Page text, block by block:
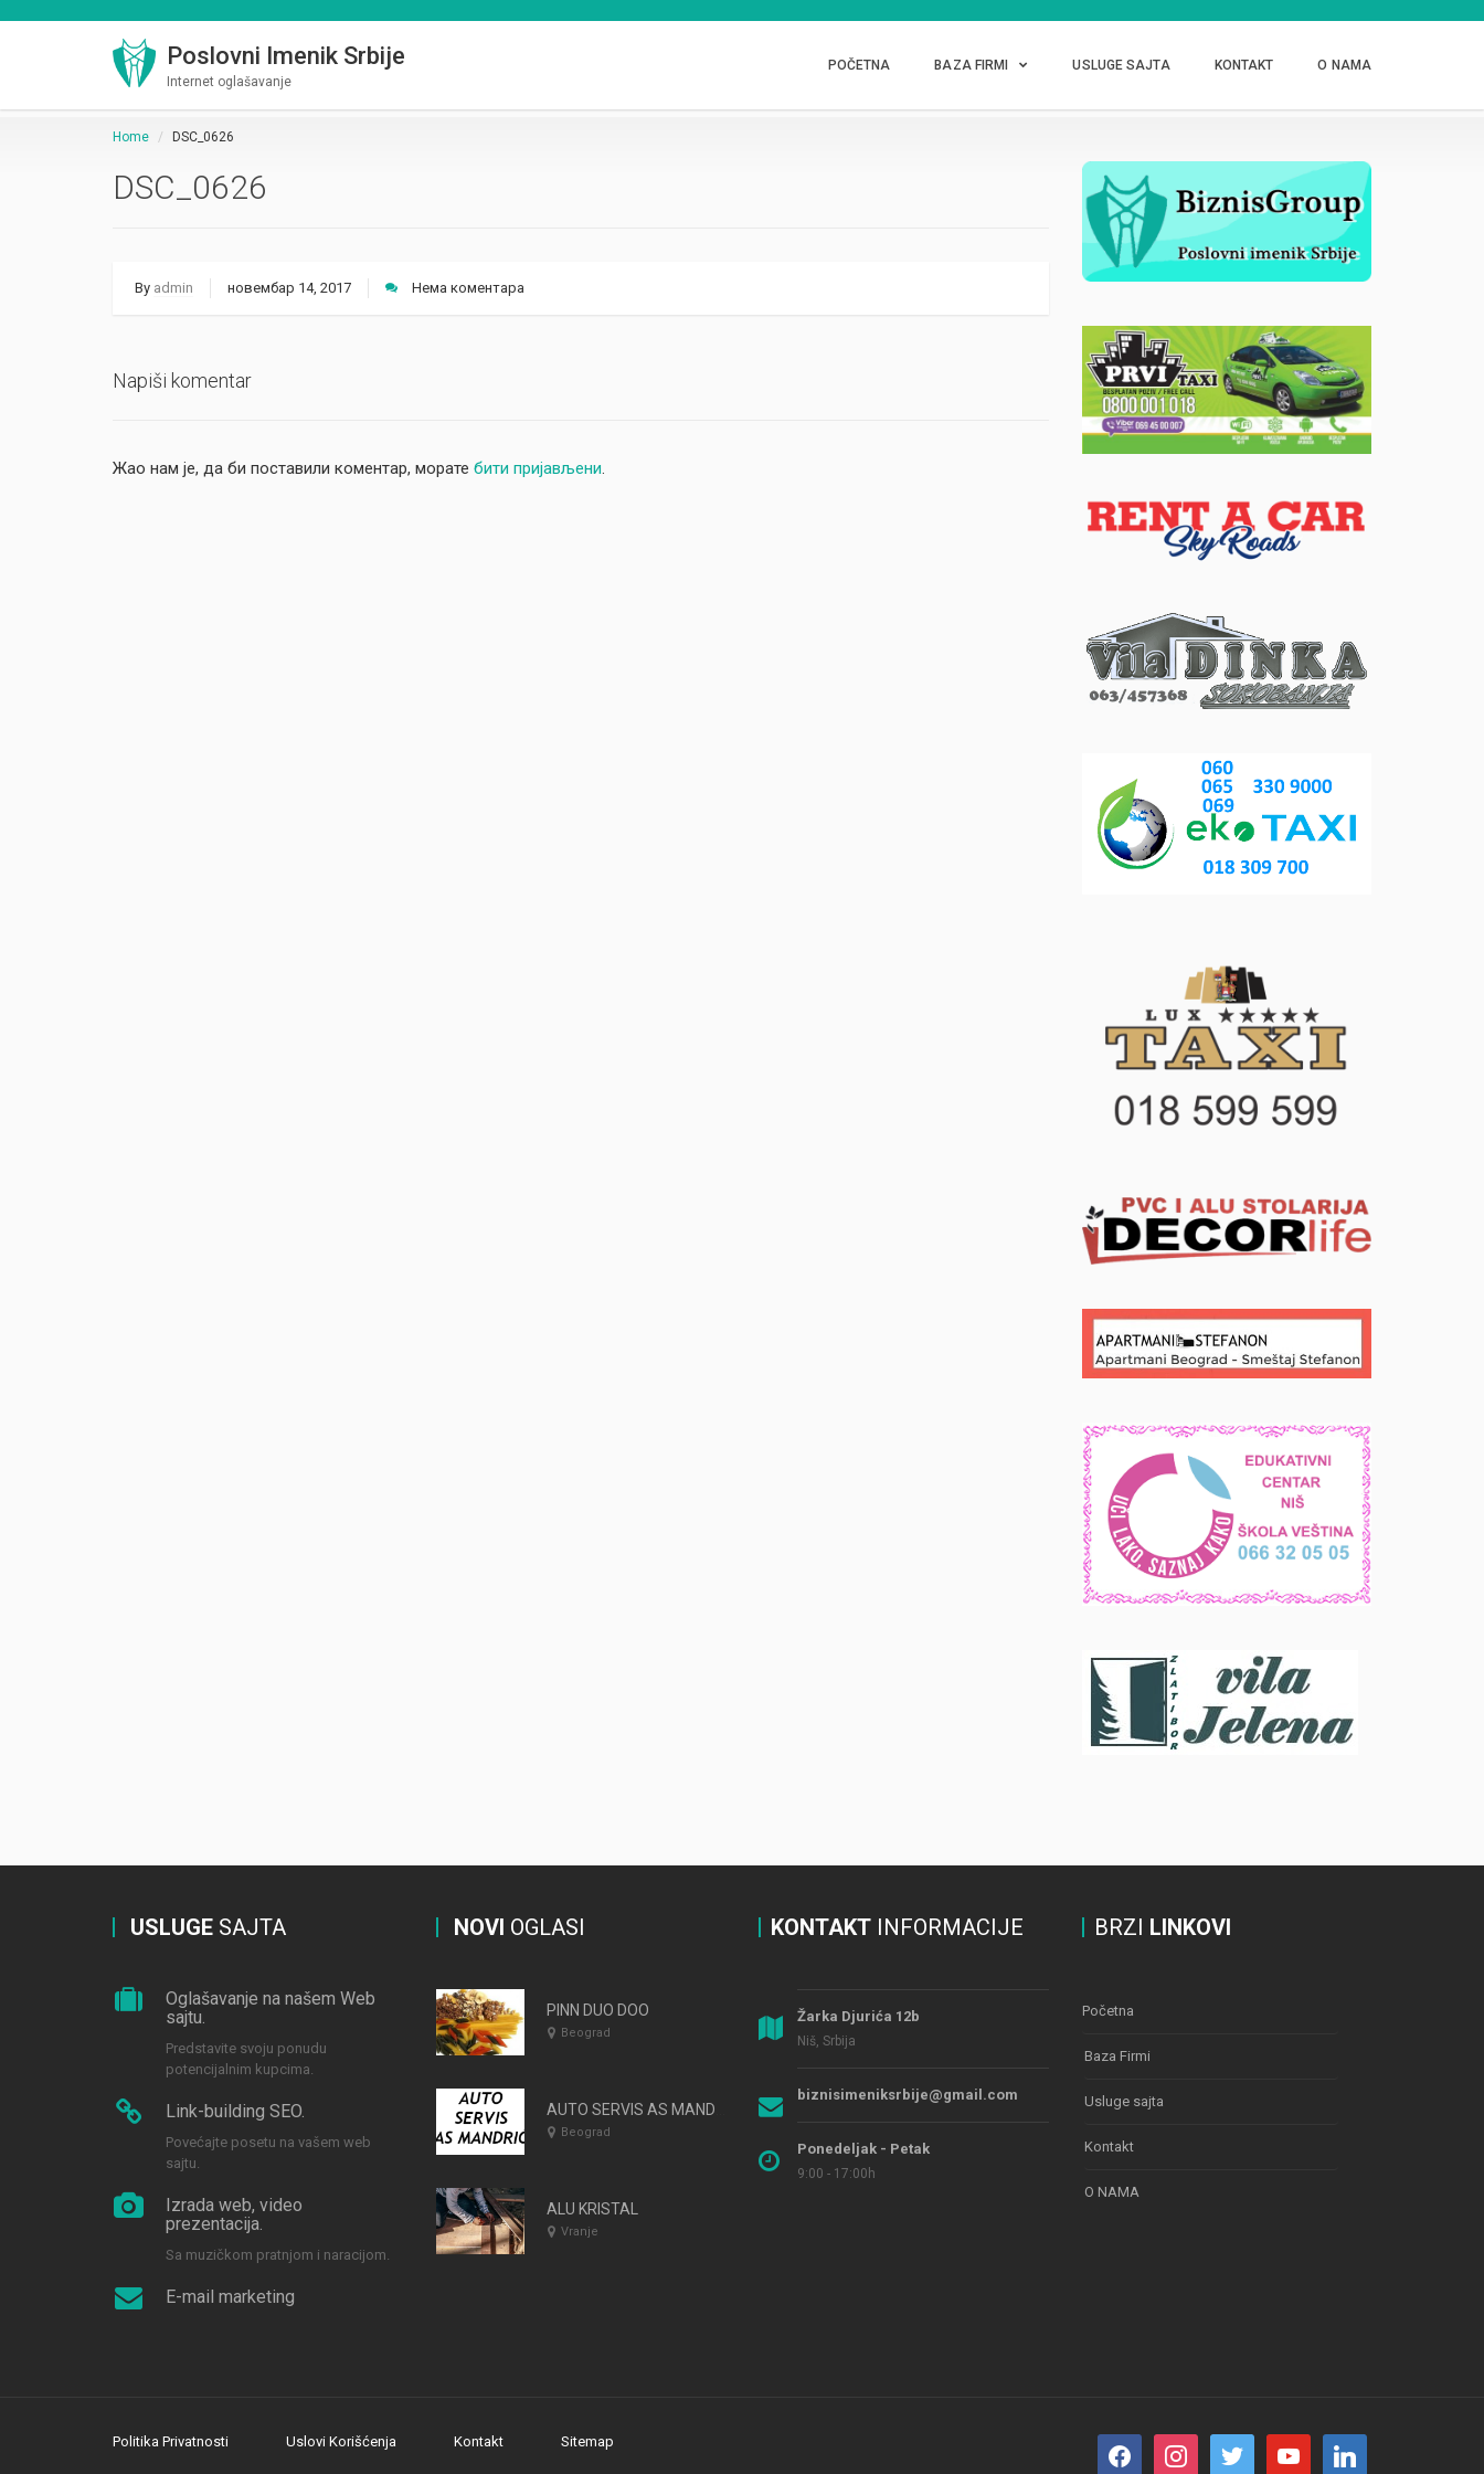
Poslovni Imenik Srbije
Internet oglašavanje
POČETNA BAZA FIRMI USLUGE SAJTA KONTAKT O NAMA
Home DSC_0626
DSC_0626
By admin новембар 14, 2017 Нема коментара
Napiši komentar
Жао нам је, да би поставили коментар, морате бити пријављени.
USLUGE SAJTA
Oglašavanje na našem Web
sajtu.
Predstavite svoju ponudu
potencijalnim kupcima.
Link-building SEO.
Povećajte posetu na vašem web
sajtu.
Izrada web, video
prezentacija.
Sa muzičkom pratnjom i naracijom.
E-mail marketing
NOVI OGLASI
PINN DUO DOO
Beograd
Beograd
ALU KRISTAL
Vranje
KONTAKT INFORMACIJE
Žarka Djurića 12b
Niš, Srbija
biznisimeniksrbije@gmail.com
Ponedeljak - Petak
9:00 - 17:00h
BRZI LINKOVI
Početna
Baza Firmi
Usluge sajta
Kontakt
O NAMA
Politika Privatnosti Uslovi Korišćenja Kontakt Sitemap